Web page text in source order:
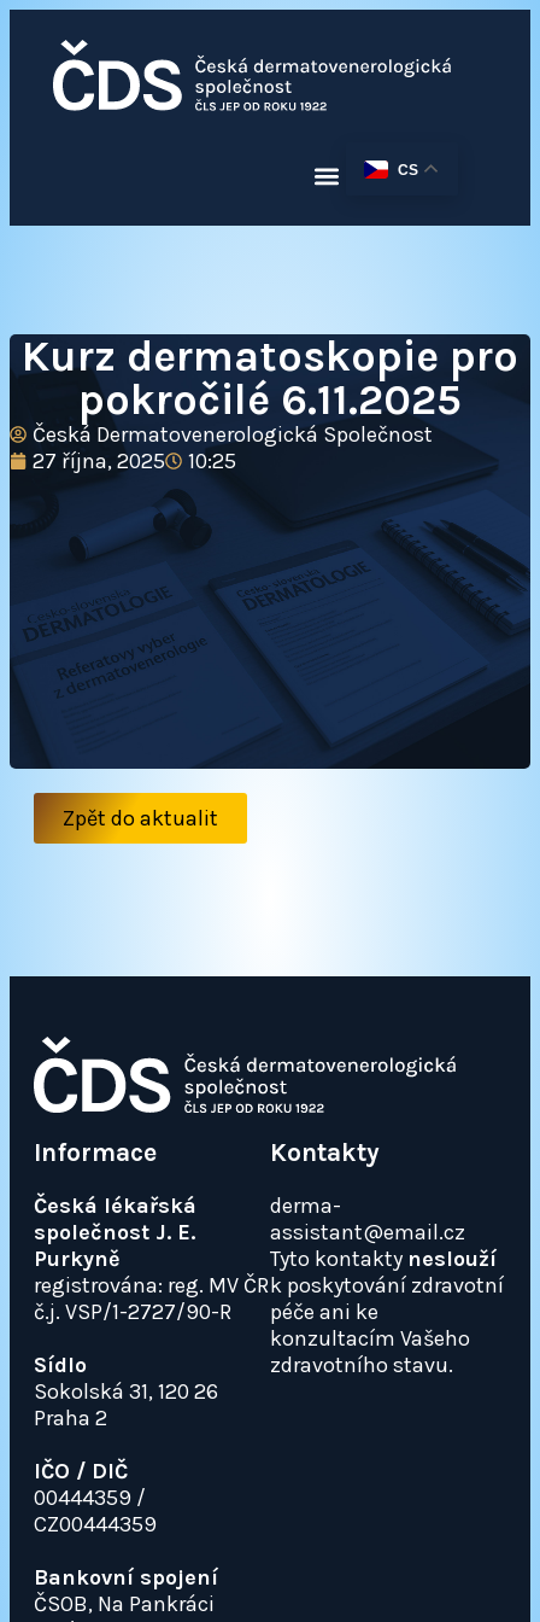
CS
Kurz dermatoskopie pro
pokročilé 6.11.2025
Česká Dermatovenerologická Společnost
27 října, 2025
10:25
Zpět do aktualit
Informace
Česká lékařská
společnost J. E.
Purkyně
registrována: reg. MV ČR
č.j. VSP/1-2727/90-R
Sídlo
Sokolská 31, 120 26
Praha 2
IČO / DIČ
00444359 /
CZ00444359
Bankovní spojení
ČSOB, Na Pankráci
Kontakty
derma-
assistant@email.cz
Tyto kontakty neslouží
k poskytování zdravotní
péče ani ke
konzultacím Vašeho
zdravotního stavu.